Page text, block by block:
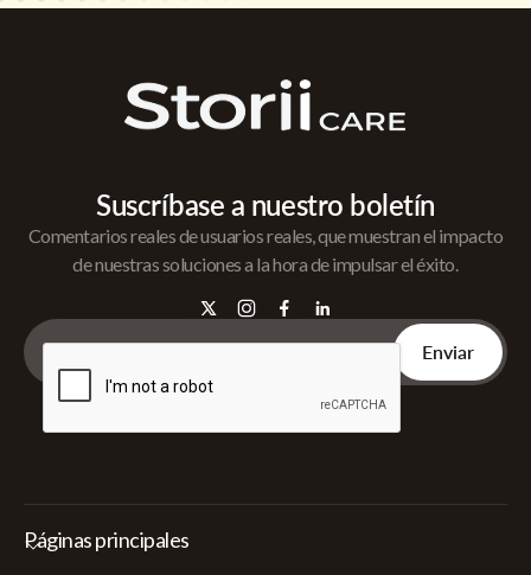
Suscríbase a nuestro boletín
Comentarios reales de usuarios reales, que muestran el impacto
de nuestras soluciones a la hora de impulsar el éxito.
Páginas principales